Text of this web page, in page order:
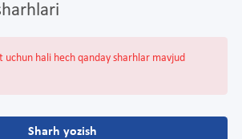
uchun hali hech qanday sharhlar mavjud
Sharh yozish